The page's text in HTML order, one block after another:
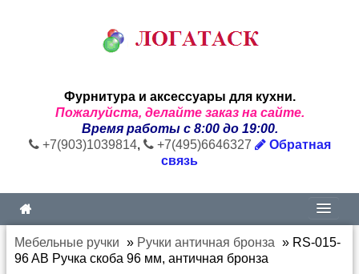
Фурнитура и аксессуары для кухни.
Пожалуйста, делайте заказ на сайте.
Время работы с 8:00 до 19:00.
+7(903)1039814, +7(495)6646327
Обратная
связь
Мебельные ручки » Ручки античная бронза » RS-015-
96 AB Ручка скоба 96 мм, античная бронза